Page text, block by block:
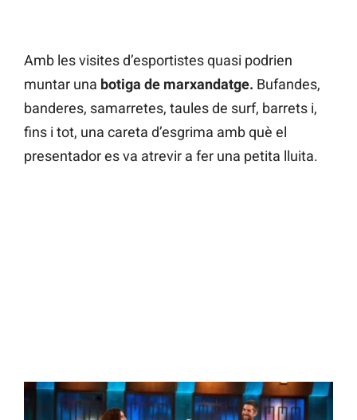
Amb les visites d’esportistes quasi podrien
muntar una botiga de marxandatge. Bufandes,
banderes, samarretes, taules de surf, barrets i,
fins i tot, una careta d’esgrima amb què el
presentador es va atrevir a fer una petita lluita.